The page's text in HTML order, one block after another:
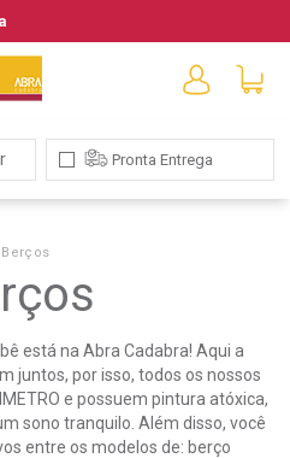
Berços
Berços
está na Abra Cadabra! Aqui a
juntos, por isso, todos os nossos
e possuem pintura atóxica,
sono tranquilo. Além disso, você
entre os modelos de: berço
Pronta Entrega